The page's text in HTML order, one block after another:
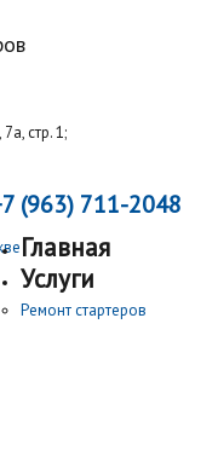
стр. 1;
(963) 711-2048
Главная
Услуги
Ремонт стартеров